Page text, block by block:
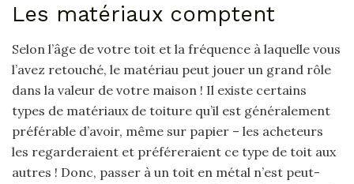
Les matériaux comptent
Selon l’âge de votre toit et la fréquence à laquelle vous
l’avez retouché, le matériau peut jouer un grand rôle
dans la valeur de votre maison ! Il existe certains
types de matériaux de toiture qu’il est généralement
préférable d’avoir, même sur papier – les acheteurs
les regarderaient et préféreraient ce type de toit aux
autres ! Donc, passer à un toit en métal n’est peut-